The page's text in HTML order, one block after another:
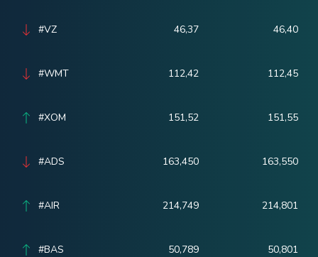
#VZ 46,37 46,40
#WMT 112,42 112,45
#XOM 151,52 151,55
#ADS 163,450 163,550
#AIR 214,749 214,801
#BAS 50,789 50,801